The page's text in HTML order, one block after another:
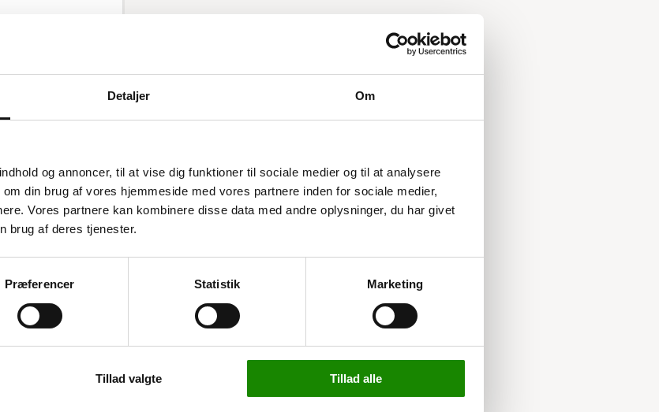
Detaljer Om
og annoncer, til at vise dig funktioner til sociale medier og til at analysere
din brug af vores hjemmeside med vores partnere inden for sociale medier,
Vores partnere kan kombinere disse data med andre oplysninger, du har givet
brug af deres tjenester.
Præferencer Statistik Marketing
Tillad valgte Tillad alle
opgaver. Den
for
hvilket gør den
op til 800 kg.
plads under
som giver